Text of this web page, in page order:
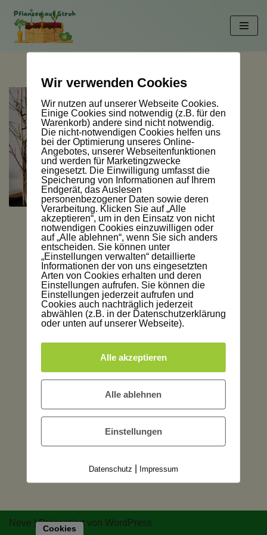
Zum
Neve | Präsentiert von WordPress
Cookies
Wir verwenden Cookies
Wir nutzen auf unserer Webseite Cookies.
Einige Cookies sind notwendig (z.B. für den
Warenkorb) andere sind nicht notwendig.
Die nicht-notwendigen Cookies helfen uns
bei der Optimierung unseres Online-
Angebotes, unserer Webseitenfunktionen
und werden für Marketingzwecke
eingesetzt. Die Einwilligung umfasst die
Speicherung von Informationen auf Ihrem
Endgerät, das Auslesen
personenbezogener Daten sowie deren
Verarbeitung. Klicken Sie auf „Alle
akzeptieren“, um in den Einsatz von nicht
notwendigen Cookies einzuwilligen oder
auf „Alle ablehnen“, wenn Sie sich anders
entscheiden. Sie können unter
„Einstellungen verwalten“ detaillierte
Informationen der von uns eingesetzten
Arten von Cookies erhalten und deren
Einstellungen aufrufen. Sie können die
Einstellungen jederzeit aufrufen und
Cookies auch nachträglich jederzeit
abwählen (z.B. in der Datenschutzerklärung
oder unten auf unserer Webseite).
Alle akzeptieren
Alle ablehnen
Einstellungen
Datenschutz Impressum